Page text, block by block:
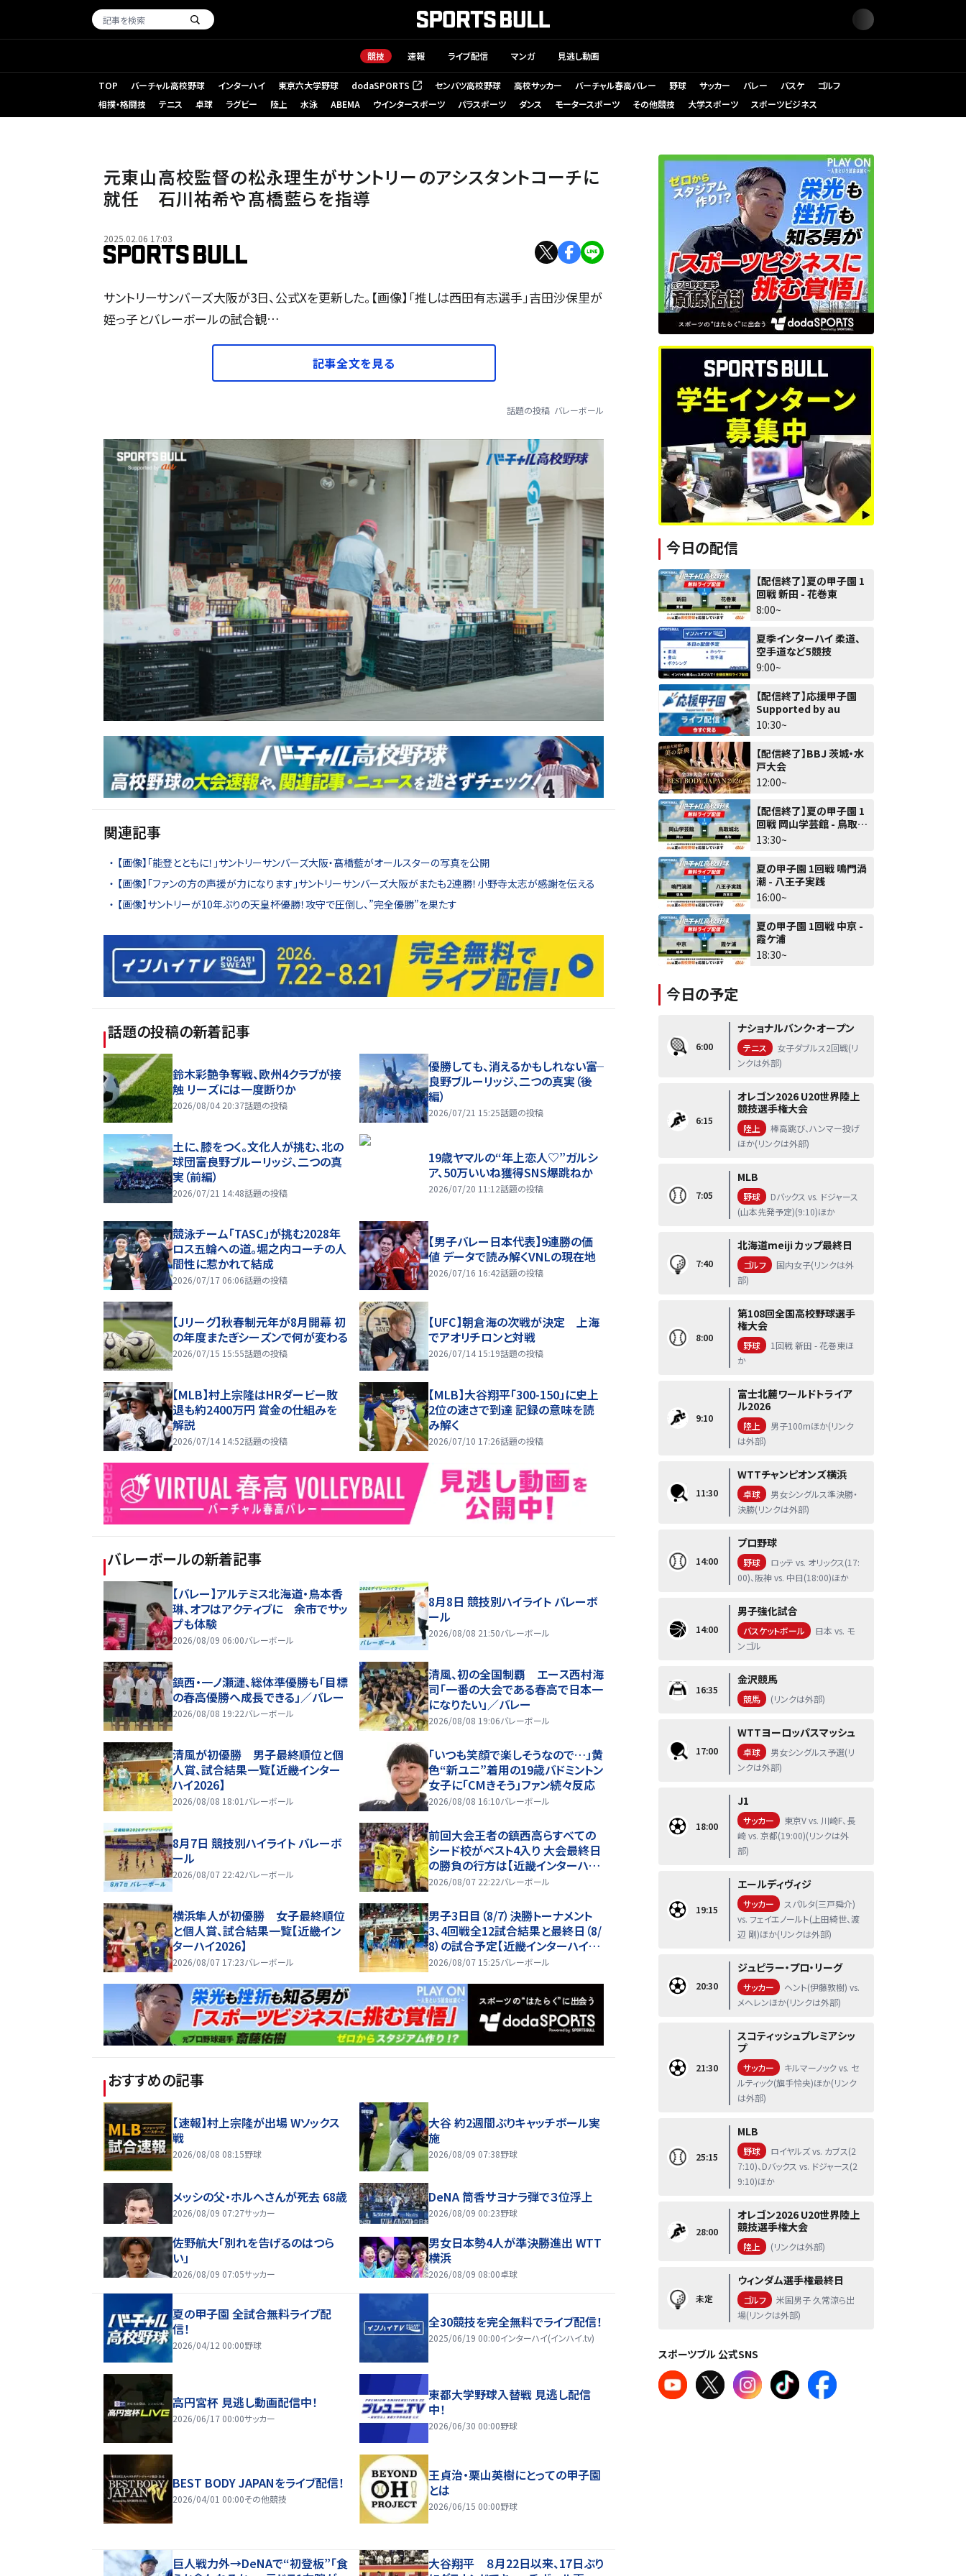
競技 速報 ライブ配信 マンガ 見逃し動画
TOP バーチャル高校野球 インターハイ 東京六大学野球 dodaSPORTS
（新しいタブで開く） センバツ高校野球 高校サッカー バーチャル春高バレー 野球 サッカー バレー バスケ
ゴルフ
相撲・格闘技
テニス 卓球 ラグビー 陸上 水泳 ABEMA ウインタースポーツ パラスポーツ ダンス モータースポーツ その他競技 大学スポーツ スポーツビジネス
元東山高校監督の松永理生がサントリーのアシスタントコーチに
就任 石川祐希や髙橋藍らを指導
2025.02.06 17:03
サントリーサンバーズ大阪が3日、公式Xを更新した。【画像】「推しは西田有志選手」吉田沙保里が
姪っ子とバレーボールの試合観…
記事全文を見る
話題の投稿 バレーボール
関連記事
【画像】「能登とともに！」サントリーサンバーズ大阪・髙橋藍がオールスターの写真を公開
【画像】「ファンの方の声援が力になります」サントリーサンバーズ大阪がまたも2連勝！小野寺太志が感謝を伝える
【画像】サントリーが10年ぶりの天皇杯優勝！攻守で圧倒し、”完全優勝”を果たす
話題の投稿の新着記事
鈴木彩艶争奪戦、欧州4クラブが接
触 リーズには一度断りか
2026/08/04 20:37話題の投稿
優勝しても、消えるかもしれない――富
良野ブルーリッジ、二つの真実（後
編）
2026/07/21 15:25話題の投稿
土に、膝をつく。文化人が挑む、北の
球団――富良野ブルーリッジ、二つの真
実（前編）
2026/07/21 14:48話題の投稿
19歳ヤマルの“年上恋人♡”ガルシ
ア、50万いいね獲得SNS爆跳ねか
2026/07/20 11:12話題の投稿
競泳チーム「TASC」が挑む2028年
ロス五輪への道。堀之内コーチの人
間性に惹かれて結成
2026/07/17 06:06話題の投稿
【男子バレー日本代表】9連勝の価
値 データで読み解くVNLの現在地
2026/07/16 16:42話題の投稿
【Jリーグ】秋春制元年が8月開幕 初
の年度またぎシーズンで何が変わる
2026/07/15 15:55話題の投稿
【UFC】朝倉海の次戦が決定 上海
でアオリチロンと対戦
2026/07/14 15:19話題の投稿
【MLB】村上宗隆はHRダービー敗
退も約2400万円 賞金の仕組みを
解説
2026/07/14 14:52話題の投稿
【MLB】大谷翔平「300-150」に史上
2位の速さで到達 記録の意味を読
み解く
2026/07/10 17:26話題の投稿
バレーボールの新着記事
【バレー】アルテミス北海道・鳥本香
琳、オフはアクティブに 余市でサッ
プも体験
2026/08/09 06:00バレーボール
8月8日 競技別ハイライト バレーボ
ール
2026/08/08 21:50バレーボール
鎮西・一ノ瀬漣、総体準優勝も「目標
の春高優勝へ成長できる」／バレー
2026/08/08 19:22バレーボール
清風、初の全国制覇 エース西村海
司「一番の大会である春高で日本一
になりたい」／バレー
2026/08/08 19:06バレーボール
清風が初優勝 男子最終順位と個
人賞、試合結果一覧【近畿インター
ハイ2026】
2026/08/08 18:01 バレーボール
「いつも笑顔で楽しそうなので…」黄
色“新ユニ”着用の19歳バドミントン
女子に「CMきそう」ファン続々反応
2026/08/08 16:10バレーボール
8月7日 競技別ハイライト バレーボ
ール
2026/08/07 22:42バレーボール
前回大会王者の鎮西高らすべての
シード校がベスト4入り 大会最終日
の勝負の行方は【近畿インターハイ
2026】
2026/08/07 22:22バレーボール
横浜隼人が初優勝 女子最終順位
と個人賞、試合結果一覧【近畿イン
ターハイ2026】
2026/08/07 17:23バレーボール
男子3日目（8/7）決勝トーナメント
3、4回戦全12試合結果と最終日（8/
8）の試合予定【近畿インターハイ20
26】
2026/08/07 15:25バレーボール
おすすめの記事
【速報】村上宗隆が出場 Wソックス
戦
2026/08/08 08:15野球
大谷 約2週間ぶりキャッチボール実
施
2026/08/09 07:38野球
メッシの父・ホルヘさんが死去 68歳
2026/08/09 07:27サッカー
DeNA 筒香サヨナラ弾で３位浮上
2026/08/09 00:23野球
佐野航大「別れを告げるのはつら
い」
2026/08/09 07:05サッカー
男女日本勢4人が準決勝進出 WTT
横浜
2026/08/09 08:00卓球
夏の甲子園 全試合無料ライブ配
信！
2026/04/12 00:00野球
全30競技を完全無料でライブ配信！
2025/06/19 00:00インターハイ(インハイ.tv)
高円宮杯 見逃し動画配信中！
2026/06/17 00:00サッカー
東都大学野球入替戦 見逃し配信
中！
2026/06/30 00:00野球
BEST BODY JAPANをライブ配信！
2026/04/01 00:00その他競技
王貞治・栗山英樹にとっての甲子園
とは
2026/06/15 00:00野球
巨人戦力外→DeNAで“初登板”「食
大谷翔平 ８月22日以来、17日ぶり
今日の配信
【配信終了】夏の甲子園 1
回戦 新田 - 花巻東
8:00~
夏季インターハイ 柔道、
空手道など5競技
9:00~
【配信終了】応援甲子園
Supported by au
10:30~
【配信終了】BBJ 茨城・水
戸大会
12:00~
【配信終了】夏の甲子園 1
回戦 岡山学芸館 - 鳥取城
北
13:30~
夏の甲子園 1回戦 鳴門渦
潮 - 八王子実践
16:00~
夏の甲子園 1回戦 中京 -
霞ケ浦
18:30~
今日の予定
6:00
ナショナルバンク・オープン
テニス
女子ダブルス2回戦(リ
ンクは外部)
6:15
オレゴン2026 U20世界陸上
競技選手権大会
陸上
棒高跳び、ハンマー投げ
ほか(リンクは外部)
7:05
MLB
野球
Dバックス vs. ドジャース
(山本先発予定)(9:10)ほか
7:40
北海道meiji カップ最終日
ゴルフ
国内女子(リンクは外
部)
8:00
第108回全国高校野球選手
権大会
野球
1回戦 新田 - 花巻東ほ
か
9:10
富士北麓ワールドトライア
ル2026
陸上
男子100mほか(リンク
は外部)
11:30
WTTチャンピオンズ横浜
卓球
男女シングルス準決勝・
決勝(リンクは外部)
14:00
プロ野球
野球
ロッテ vs. オリックス(17:
00)、阪神 vs. 中日(18:00)ほか
14:00
男子強化試合
バスケットボール
日本 vs. モ
ンゴル
16:35
金沢競馬
競馬 (リンクは外部)
17:00
WTTヨーロッパスマッシュ
卓球
男女シングルス予選(リ
ンクは外部)
18:00
J1
サッカー
東京V vs. 川崎F、長
崎 vs. 京都(19:00)(リンクは外
部)
19:15
エールディヴィジ
サッカー
スパルタ(三戸舜介)
vs. フェイエノールト(上田綺世、渡
辺 剛)ほか(リンクは外部)
20:30
ジュピラー・プロ・リーグ
サッカー
ヘント(伊藤敦樹) vs.
メヘレンほか(リンクは外部)
21:30
スコティッシュプレミアシッ
プ
サッカー
キルマーノック vs. セ
ルティック(旗手怜央)ほか(リンク
は外部)
25:15
MLB
野球
ロイヤルズ vs. カブス(2
7:10)、Dバックス vs. ドジャース(2
9:10)ほか
28:00
オレゴン2026 U20世界陸上
競技選手権大会
陸上 (リンクは外部)
未定
ウィンダム選手権最終日
ゴルフ
米国男子 久常涼ら出
場(リンクは外部)
スポーツブル 公式SNS